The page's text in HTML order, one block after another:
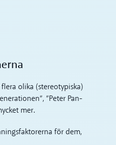
olika (stereotypiska)
”Peter Pan-
mer.
för dem,